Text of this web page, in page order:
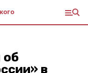
об
в